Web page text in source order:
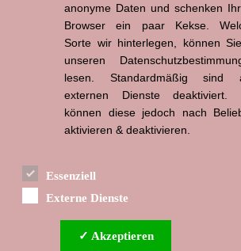
anonyme Daten und schenken
Browser ein paar Kekse.
Sorte wir hinterlegen, können
unseren
lesen. Standardmäßig sind
externen Dienste deaktiviert.
können diese jedoch nach
aktivieren & deaktivieren.
Essenziell
Externe Dienste
✓ Akzeptieren